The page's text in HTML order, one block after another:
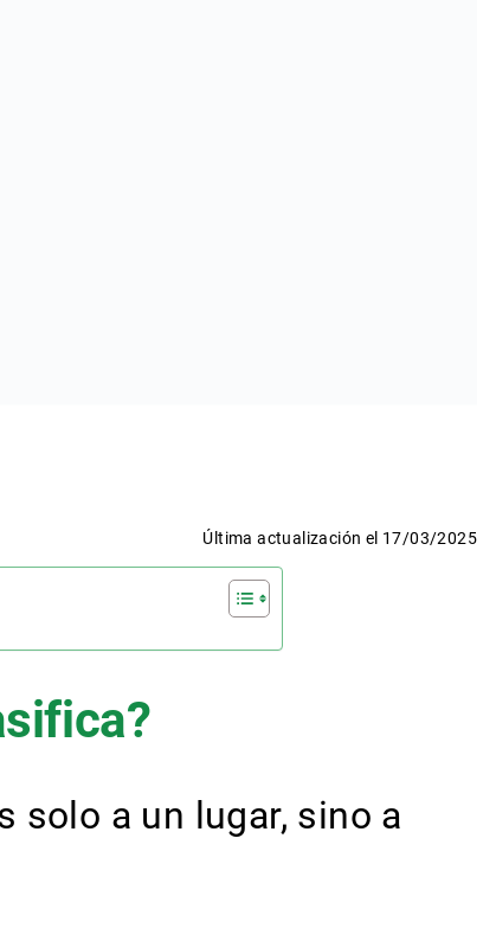
Última actualización el 17/03/2025
solo a un lugar, sino a